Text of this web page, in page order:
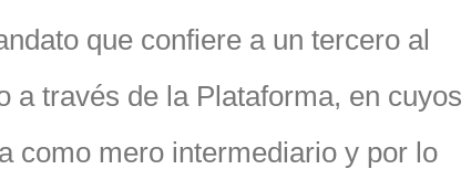
que confiere a un tercero al
a través de la Plataforma, en cuyos
como mero intermediario y por lo